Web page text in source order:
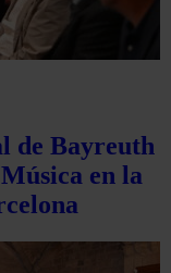
de Bayreuth
en la